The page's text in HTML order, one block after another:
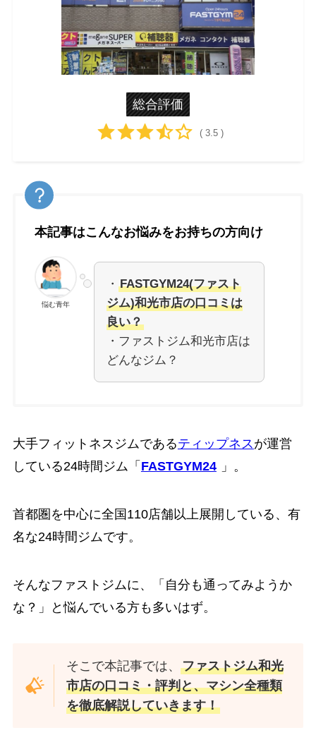
総合評価
( 3.5 )
本記事はこんなお悩みをお持ちの方向け
悩む青年
・ FASTGYM24(ファスト
ジム)和光市店の口コミは
良い？
・ファストジム和光市店は
どんなジム？
大手フィットネスジムであるティップネス が運営
している24時間ジム「 FASTGYM24 」。
首都圏を中心に全国110店舗以上展開している、有
名な24時間ジムです。
そんなファストジムに、「自分も通ってみようか
な？」と悩んでいる方も多いはず。
そこで本記事では、ファストジム和光
市店の口コミ・評判と、マシン全種類
を徹底解説していきます！